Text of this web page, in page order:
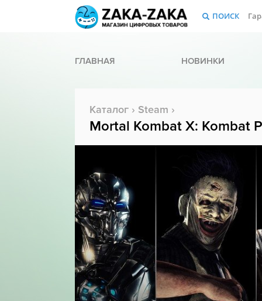
ПОИСК
ГЛАВНАЯ НОВИНКИ
Каталог › Steam ›
Mortal Kombat X: Kombat